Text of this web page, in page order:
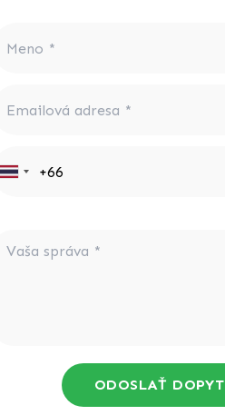
ODOSLAŤ DOPYT